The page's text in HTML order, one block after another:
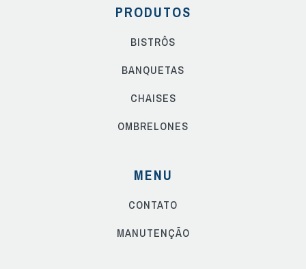
PRODUTOS
BISTRÔS
BANQUETAS
CHAISES
OMBRELONES
MENU
CONTATO
MANUTENÇÃO